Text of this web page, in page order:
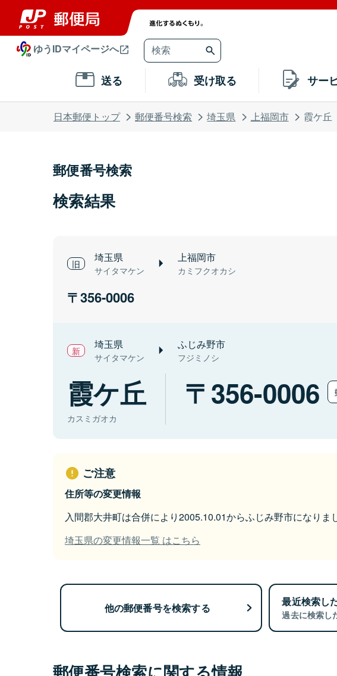
ゆうIDマイページへ
送る 受け取る サー
日本郵便トップ 郵便番号検索 埼玉県 上福岡市 霞ケ丘
郵便番号検索
検索結果
埼玉県
サイタマケン
上福岡市
カミフクオカシ
356-0006
埼玉県
サイタマケン
ふじみ野市
フジミノシ
霞ケ丘
カスミガオカ
356-0006
ご注意
住所等の変更情報
入間郡大井町は合併により2005.10.01からふじみ野市になりま
埼玉県の変更情報一覧 はこちら
他の郵便番号を検索する 最近検索し
過去に検索し
郵便番号検索に関する情報